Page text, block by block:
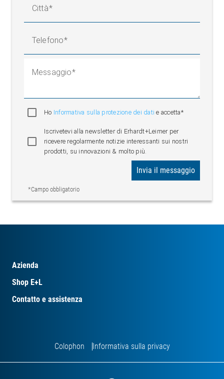
Città
Telefono
Messaggio
Ho Informativa sulla protezione dei datie accetta*
Iscrivetevi alla newsletter di Erhardt+Leimer per
ricevere regolarmente notizie interessanti sui nostri
prodotti, su innovazioni & molto più.
*Campo obbligatorio
Invia il messaggio
Azienda
Shop E+L
Contatto e assistenza
Colophon Informativa sulla privacy